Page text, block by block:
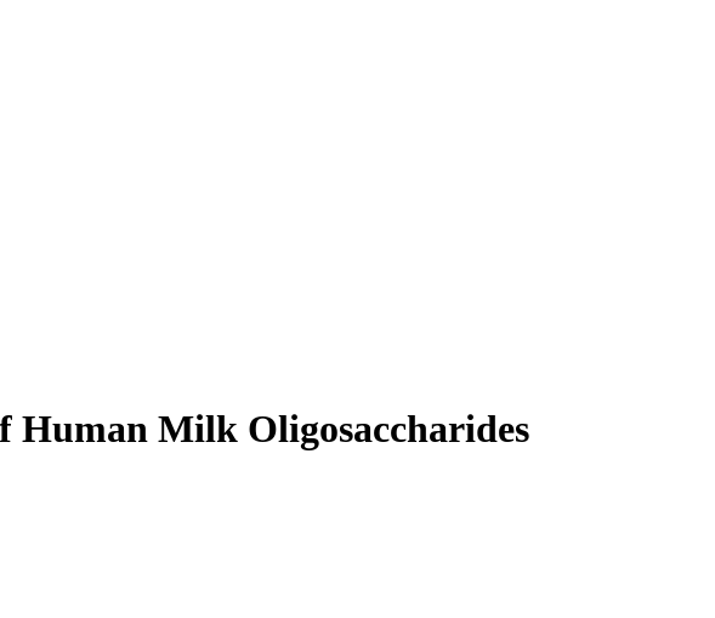
Human Milk Oligosaccharides